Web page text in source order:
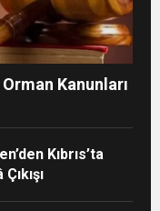
Kanunları
Kıbrıs’ta